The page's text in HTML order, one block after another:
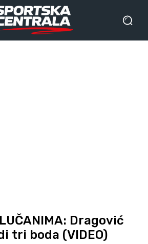
Dragović
tri boda (VIDEO)